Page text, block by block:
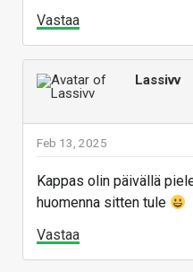
Vastaa
Lassivv
Feb 13, 2025
Kappas olin päivällä
huomenna sitten tule
Vastaa